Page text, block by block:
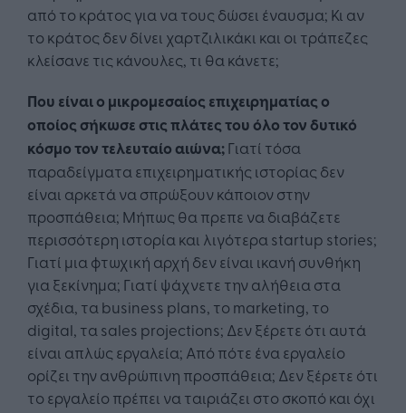
από το κράτος για να τους δώσει έναυσμα; Κι αν
το κράτος δεν δίνει χαρτζιλικάκι και οι τράπεζες
κλείσανε τις κάνουλες, τι θα κάνετε;
Που είναι ο μικρομεσαίος επιχειρηματίας ο
οποίος σήκωσε στις πλάτες του όλο τον δυτικό
κόσμο τον τελευταίο αιώνα;Γιατί τόσα
παραδείγματα επιχειρηματικής ιστορίας δεν
είναι αρκετά να σπρώξουν κάποιον στην
προσπάθεια; Μήπως θα πρεπε να διαβάζετε
περισσότερη ιστορία και λιγότερα startup stories;
Γιατί μια φτωχική αρχή δεν είναι ικανή συνθήκη
για ξεκίνημα; Γιατί ψάχνετε την αλήθεια στα
σχέδια, τα business plans, το marketing, το
digital, τα sales projections; Δεν ξέρετε ότι αυτά
είναι απλώς εργαλεία; Από πότε ένα εργαλείο
ορίζει την ανθρώπινη προσπάθεια; Δεν ξέρετε ότι
το εργαλείο πρέπει να ταιριάζει στο σκοπό και όχι